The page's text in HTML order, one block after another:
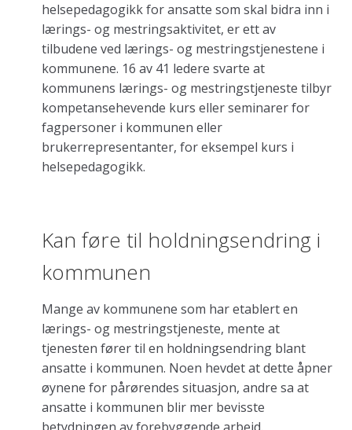
helsepedagogikk for ansatte som skal bidra inn i
lærings- og mestringsaktivitet, er ett av
tilbudene ved lærings- og mestringstjenestene i
kommunene. 16 av 41 ledere svarte at
kommunens lærings- og mestringstjeneste tilbyr
kompetansehevende kurs eller seminarer for
fagpersoner i kommunen eller
brukerrepresentanter, for eksempel kurs i
helsepedagogikk.
Kan føre til holdningsendring i
kommunen
Mange av kommunene som har etablert en
lærings- og mestringstjeneste, mente at
tjenesten fører til en holdningsendring blant
ansatte i kommunen. Noen hevdet at dette åpner
øynene for pårørendes situasjon, andre sa at
ansatte i kommunen blir mer bevisste